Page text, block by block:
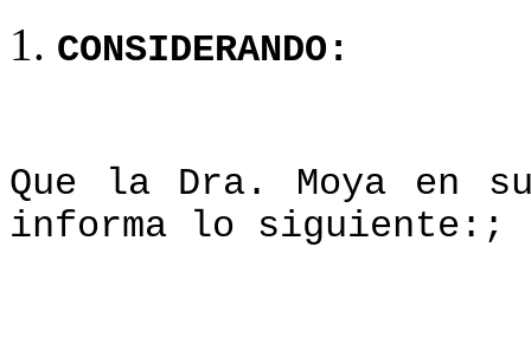
CONSIDERANDO:
Que la Dra. Moya en
informa lo siguiente:;